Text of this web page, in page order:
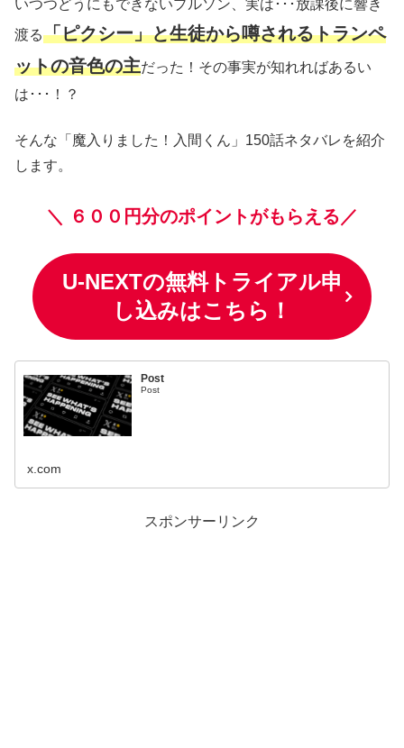
いつつどうにもできないプルソン、実は･･･放課後に響き
渡る「ピクシー」と生徒から噂されるトランペ
ットの音色の主だった！その事実が知れればあるい
は･･･！？
そんな「魔入りました！入間くん」150話ネタバレを紹介
します。
＼ ６００円分のポイントがもらえる／
U-NEXTの無料トライアル申
し込みはこちら！
Post
Post
x.com
スポンサーリンク